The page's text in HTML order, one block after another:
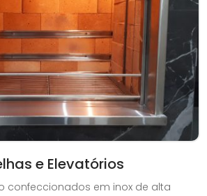
e Elevatórios
confeccionados em inox de alta